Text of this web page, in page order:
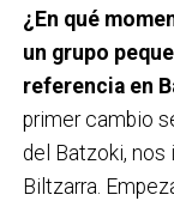
¿En qué
un grupo
referencia en
primer cambio
del Batzoki, nos
Biltzarra.